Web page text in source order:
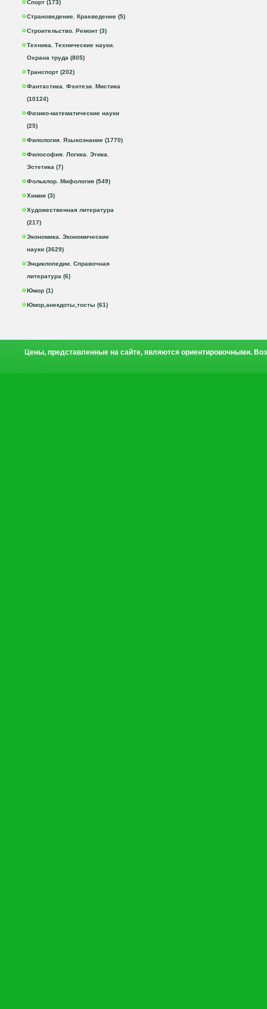
Спорт (173)
Страноведение. Краеведение (5)
Строительство. Ремонт (3)
Техника. Технические науки.
Охрана труда (805)
Транспорт (202)
Фантастика. Фэнтези. Мистика
(10124)
Физико-математические науки
(25)
Филология. Языкознание (1770)
Философия. Логика. Этика.
Эстетика (7)
Фольклор. Мифология (549)
Химия (3)
Художественная литература
(217)
Экономика. Экономические
науки (3629)
Энциклопедии. Справочная
литература (6)
Юмор (1)
Юмор,анекдоты,тосты (61)
Цены, представленные на сайте, являются ориентировочными.